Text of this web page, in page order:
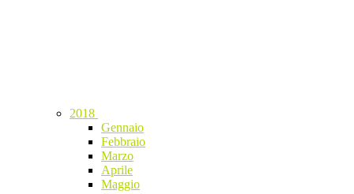
2018
Gennaio
Febbraio
Marzo
Aprile
Maggio